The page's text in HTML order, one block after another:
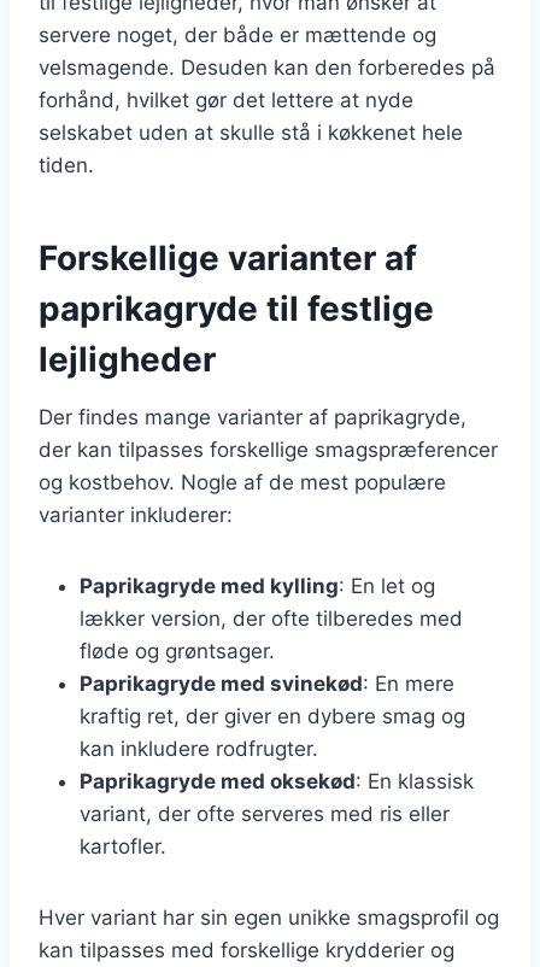
servere noget, der både er mættende og
velsmagende. Desuden kan den forberedes på
forhånd, hvilket gør det lettere at nyde
selskabet uden at skulle stå i køkkenet hele
tiden.
Forskellige varianter af
paprikagryde til festlige
lejligheder
Der findes mange varianter af paprikagryde,
der kan tilpasses forskellige smagspræferencer
og kostbehov. Nogle af de mest populære
varianter inkluderer:
Paprikagryde med kylling: En let og
lækker version, der ofte tilberedes med
fløde og grøntsager.
Paprikagryde med svinekød: En mere
kraftig ret, der giver en dybere smag og
kan inkludere rodfrugter.
Paprikagryde med oksekød: En klassisk
variant, der ofte serveres med ris eller
kartofler.
Hver variant har sin egen unikke smagsprofil og
kan tilpasses med forskellige krydderier og